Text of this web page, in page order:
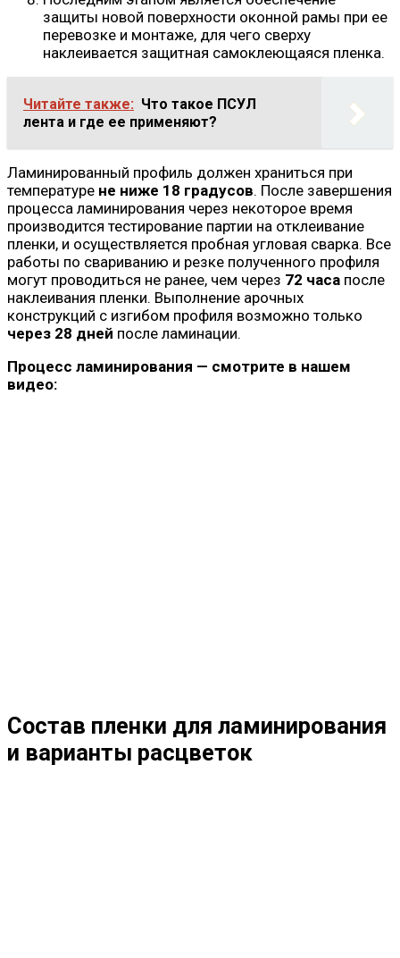
защиты новой поверхности оконной рамы при ее
перевозке и монтаже, для чего сверху
наклеивается защитная самоклеющаяся пленка.
Читайте также: Что такое ПСУЛ
лента и где ее применяют?
Ламинированный профиль должен храниться при
температуре не ниже 18 градусов. После завершения
процесса ламинирования через некоторое время
производится тестирование партии на отклеивание
пленки, и осуществляется пробная угловая сварка. Все
работы по свариванию и резке полученного профиля
могут проводиться не ранее, чем через 72 часа после
наклеивания пленки. Выполнение арочных
конструкций с изгибом профиля возможно только
через 28 дней после ламинации.
Процесс ламинирования — смотрите в нашем
видео:
Состав пленки для ламинирования
и варианты расцветок